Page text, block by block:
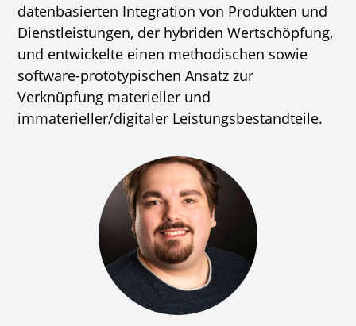
datenbasierten Integration von Produkten und
Dienstleistungen, der hybriden Wertschöpfung,
und entwickelte einen methodischen sowie
software-prototypischen Ansatz zur
Verknüpfung materieller und
immaterieller/digitaler Leistungsbestandteile.